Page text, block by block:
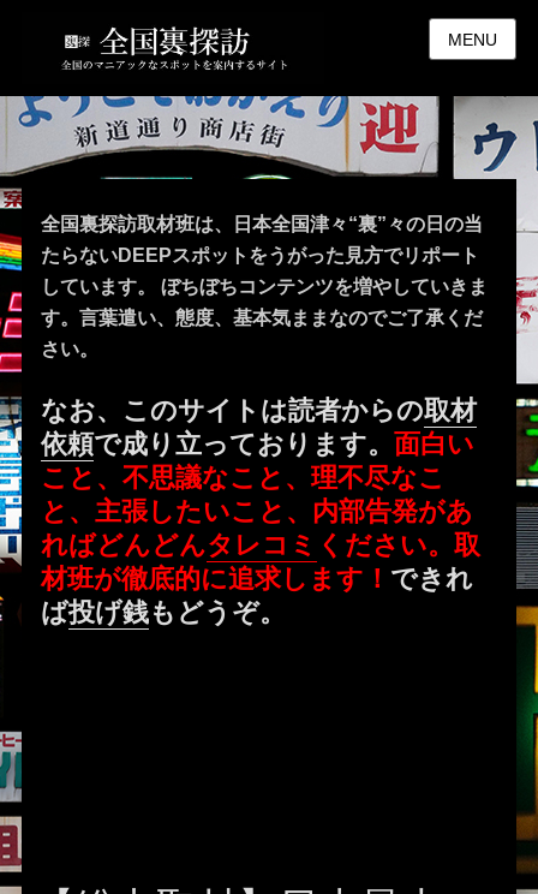
MENU
全国裏探訪取材班は、日本全国津々“裏”々の日の当
たらないDEEPスポットをうがった見方でリポート
しています。 ぼちぼちコンテンツを増やしていきま
す。言葉遣い、態度、基本気ままなのでご了承くだ
さい。
なお、このサイトは読者からの取材
依頼で成り立っております。面白い
こと、不思議なこと、理不尽なこ
と、主張したいこと、内部告発があ
ればどんどんタレコミ ください。取
材班が徹底的に追求します！ できれ
ば投げ銭もどうぞ。